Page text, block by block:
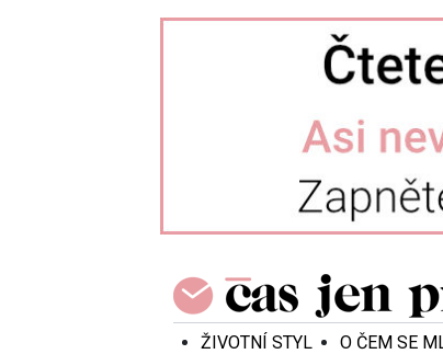
ŽIVOTNÍ STYL O ČEM SE